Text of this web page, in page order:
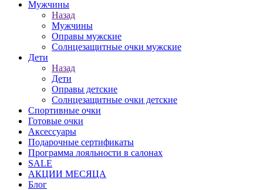
Мужчины
Назад
Мужчины
Оправы мужские
Солнцезащитные очки мужские
Дети
Назад
Дети
Оправы детские
Солнцезащитные очки детские
Спортивные очки
Готовые очки
Аксессуары
Подарочные сертификаты
Программа лояльности в салонах
SALE
АКЦИИ МЕСЯЦА
Блог